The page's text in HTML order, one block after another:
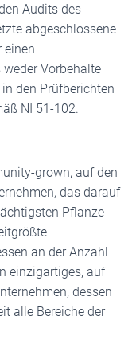
Audits des
abgeschlossene
einen
Vorbehalte
den Prüfberichten
NI 51-102.
grown, auf den
das darauf
Pflanze
an der Anzahl
einzigartiges, auf
dessen
alle Bereiche der